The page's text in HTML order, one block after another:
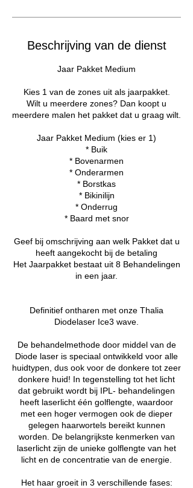
Beschrijving van de dienst
Jaar Pakket Medium
Kies 1 van de zones uit als jaarpakket.
Wilt u meerdere zones? Dan koopt u
meerdere malen het pakket dat u graag wilt.
Jaar Pakket Medium (kies er 1)
* Buik
* Bovenarmen
* Onderarmen
* Borstkas
* Bikinilijn
* Onderrug
* Baard met snor
Geef bij omschrijving aan welk Pakket dat u
heeft aangekocht bij de betaling
Het Jaarpakket bestaat uit 8 Behandelingen
in een jaar.
Definitief ontharen met onze Thalia
Diodelaser Ice3 wave.
De behandelmethode door middel van de
Diode laser is speciaal ontwikkeld voor alle
huidtypen, dus ook voor de donkere tot zeer
donkere huid! In tegenstelling tot het licht
dat gebruikt wordt bij IPL- behandelingen
heeft laserlicht één golflengte, waardoor
met een hoger vermogen ook de dieper
gelegen haarwortels bereikt kunnen
worden. De belangrijkste kenmerken van
laserlicht zijn de unieke golflengte van het
licht en de concentratie van de energie.
Het haar groeit in 3 verschillende fases: